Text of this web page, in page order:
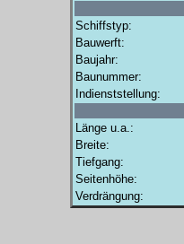
Schiffstyp:
Bauwerft:
Baujahr:
Baunummer:
Indienststellung:
Länge u.a.:
Breite:
Tiefgang:
Seitenhöhe:
Verdrängung: